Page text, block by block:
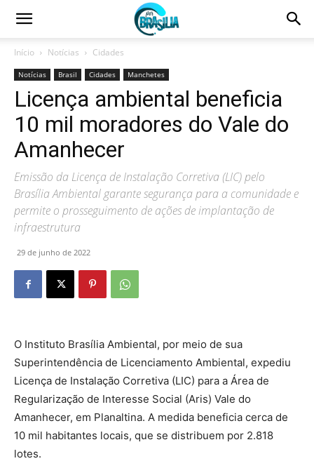
Início Notícias Cidades
Notícias Brasil Cidades Manchetes
Licença ambiental beneficia
10 mil moradores do Vale do
Amanhecer
Emissão da Licença de Instalação Corretiva (LIC) pelo
Brasília Ambiental garante segurança para a comunidade e
permite o prosseguimento de ações de implantação de
infraestrutura
29 de junho de 2022
O Instituto Brasília Ambiental, por meio de sua
Superintendência de Licenciamento Ambiental, expediu
Licença de Instalação Corretiva (LIC) para a Área de
Regularização de Interesse Social (Aris) Vale do
Amanhecer, em Planaltina. A medida beneficia cerca de
10 mil habitantes locais, que se distribuem por 2.818
lotes.